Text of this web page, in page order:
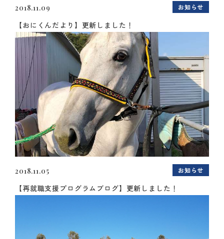
2018.11.09 お知らせ
【おにくんだより】更新しました！
2018.11.05 お知らせ
【再就職支援プログラムブログ】更新しました！